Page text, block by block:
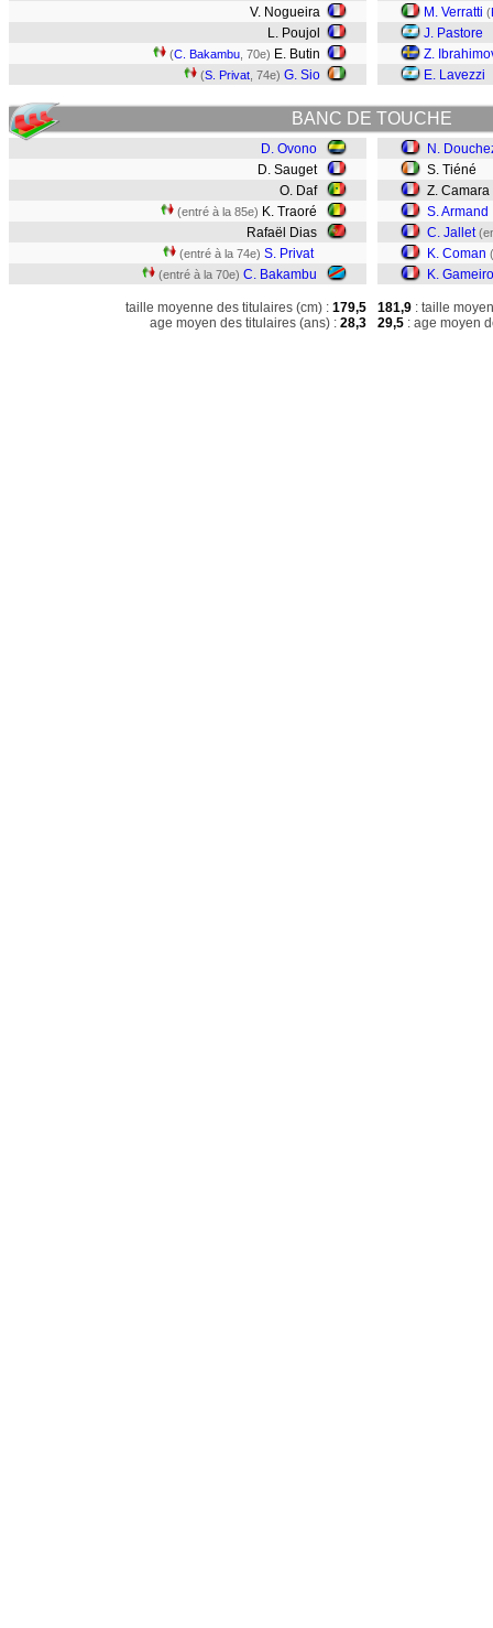
V. Nogueira
L. Poujol
(C. Bakambu , 70e) E. Butin
(S. Privat , 74e) G. Sio
M. Verratti (
J. Pastore
Z.
E. Lavezzi
BANC DE TOUCHE
D. Ovono
D. Sauget
O. Daf
(entré à la 85e) K. Traoré
Rafaël Dias
(entré à la 74e) S. Privat
(entré à la 70e) C. Bakambu
taille moyenne des titulaires (cm) : 179,5
age moyen des titulaires (ans) : 28,3
N.
S. Tiéné
Z. Camara
S. Armand
C. Jallet
K. Coman
K. Gameiro
181,9 : taille
29,5 : age moyen